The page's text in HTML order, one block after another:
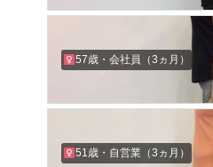
57歳・会社員（3ヵ月）
51歳・自営業（3ヵ月）